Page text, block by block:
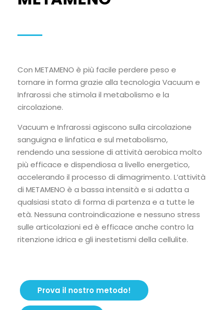
Con METAMENO è più facile perdere peso e
tornare in forma grazie alla tecnologia Vacuum e
Infrarossi che stimola il metabolismo e la
circolazione.
Vacuum e Infrarossi agiscono sulla circolazione
sanguigna e linfatica e sul metabolismo,
rendendo una sessione di attività aerobica molto
più efficace e dispendiosa a livello energetico,
accelerando il processo di dimagrimento. L’attività
di METAMENO è a bassa intensità e si adatta a
qualsiasi stato di forma di partenza e a tutte le
età. Nessuna controindicazione e nessuno stress
sulle articolazioni ed è efficace anche contro la
ritenzione idrica e gli inestetismi della cellulite.
Prova il nostro metodo!